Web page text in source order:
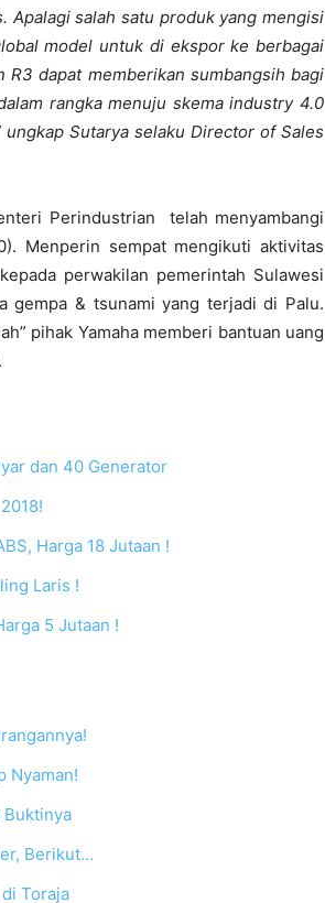
salah satu produk yang mengisi
model untuk di ekspor ke berbagai
R3 dapat memberikan sumbangsih bagi
rangka menuju skema industry 4.0
Sutarya selaku Director of Sales
Perindustrian telah menyambangi
Menperin sempat mengikuti aktivitas
perwakilan pemerintah Sulawesi
gempa & tsunami yang terjadi di Palu.
pihak Yamaha memberi bantuan uang
dan 40 Generator
Harga 18 Jutaan !
Laris !
5 Jutaan !
Nyaman!
Buktinya
Berikut…
Toraja